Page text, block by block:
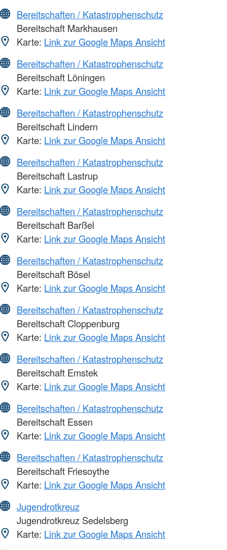
Bereitschaften / Katastrophenschutz
Bereitschaft Markhausen
Karte: Link zur Google Maps Ansicht
Bereitschaften / Katastrophenschutz
Bereitschaft Löningen
Karte: Link zur Google Maps Ansicht
Bereitschaften / Katastrophenschutz
Bereitschaft Lindern
Karte: Link zur Google Maps Ansicht
Bereitschaften / Katastrophenschutz
Bereitschaft Lastrup
Karte: Link zur Google Maps Ansicht
Bereitschaften / Katastrophenschutz
Bereitschaft Barßel
Karte: Link zur Google Maps Ansicht
Bereitschaften / Katastrophenschutz
Bereitschaft Bösel
Karte: Link zur Google Maps Ansicht
Bereitschaften / Katastrophenschutz
Bereitschaft Cloppenburg
Karte: Link zur Google Maps Ansicht
Bereitschaften / Katastrophenschutz
Bereitschaft Emstek
Karte: Link zur Google Maps Ansicht
Bereitschaften / Katastrophenschutz
Bereitschaft Essen
Karte: Link zur Google Maps Ansicht
Bereitschaften / Katastrophenschutz
Bereitschaft Friesoythe
Karte: Link zur Google Maps Ansicht
Jugendrotkreuz
Jugendrotkreuz Sedelsberg
Karte: Link zur Google Maps Ansicht